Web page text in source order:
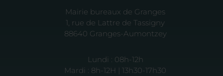
Mairie bureaux de Granges
1, rue de Lattre de Tassigny
88640 Granges-Aumontzey
Lundi : 08h-12h
Mardi : 8h-12H | 13h30-17h30